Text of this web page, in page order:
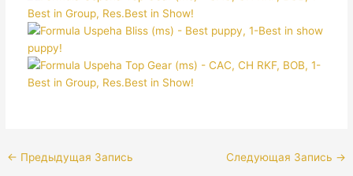
← Предыдущая Запись Следующая Запись →